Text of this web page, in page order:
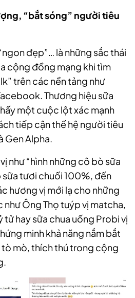
“bắt sóng” người tiêu
đẹp”… là những sắc thái
cộng đồng mạng khi tìm
trên các nền tảng như
Thương hiệu sữa
một cuộc lột xác mạnh
tiếp cận thế hệ người tiêu
Gen Alpha.
như “hình những cô bò sữa
sữa tươi chuối 100%, đến
hương vị mới lạ cho những
như Ông Thọ tuýp vị matcha,
tử hay sữa chua uống Probi vị
minh khả năng nắm bắt
tò mò, thích thú trong cộng